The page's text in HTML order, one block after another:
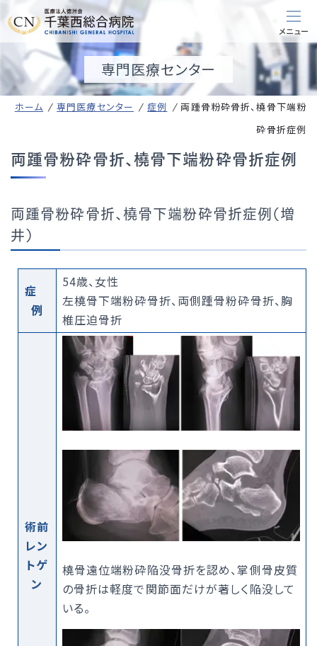
専門医療センター
ホーム 専門医療センター 症例
両踵骨粉砕骨折、橈骨下端粉
砕骨折症例
両踵骨粉砕骨折、橈骨下端粉砕骨折症例
両踵骨粉砕骨折、橈骨下端粉砕骨折症例（増
井）
症
例
54歳、女性
左橈骨下端粉砕骨折、両側踵骨粉砕骨折、胸
椎圧迫骨折
術前
レン
トゲ
ン
橈骨遠位端粉砕陥没骨折を認め、掌側骨皮質
の骨折は軽度で関節面だけが著しく陥没して
いる。